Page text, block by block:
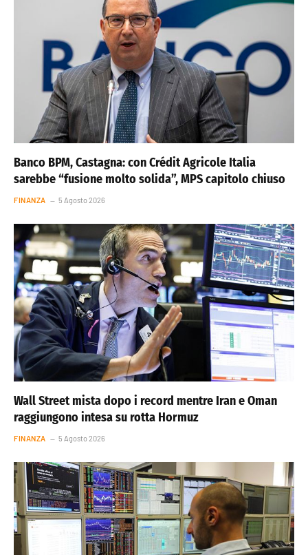
Banco BPM, Castagna: con Crédit Agricole Italia
sarebbe “fusione molto solida”, MPS capitolo chiuso
FINANZA 5 Agosto 2026
Wall Street mista dopo i record mentre Iran e Oman
raggiungono intesa su rotta Hormuz
FINANZA 5 Agosto 2026